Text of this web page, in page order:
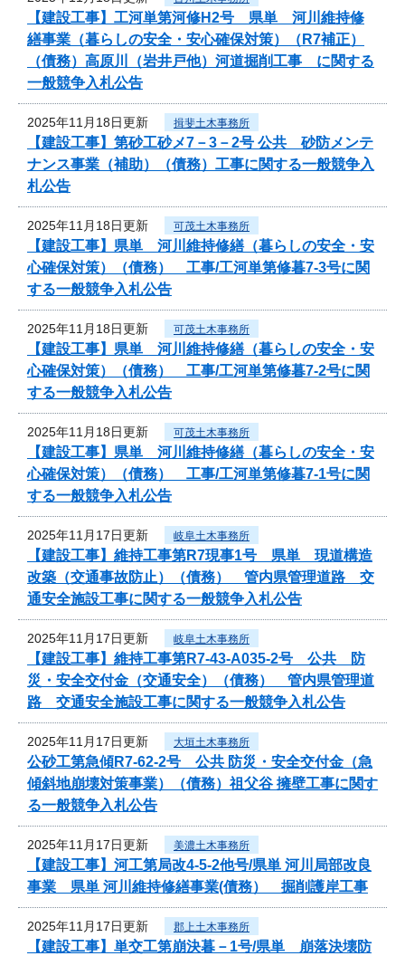
【建設工事】工河単第河修H2号 県単 河川維持修
繕事業（暮らしの安全・安心確保対策）（R7補正）
（債務）高原川（岩井戸他）河道掘削工事 に関する
一般競争入札公告
2025年11月18日更新 揖斐土木事務所
【建設工事】第砂工砂メ7－3－2号 公共 砂防メンテ
ナンス事業（補助）（債務）工事に関する一般競争入
札公告
2025年11月18日更新 可茂土木事務所
【建設工事】県単 河川維持修繕（暮らしの安全・安
心確保対策）（債務） 工事/工河単第修暮7-3号に関
する一般競争入札公告
2025年11月18日更新 可茂土木事務所
【建設工事】県単 河川維持修繕（暮らしの安全・安
心確保対策）（債務） 工事/工河単第修暮7-2号に関
する一般競争入札公告
2025年11月18日更新 可茂土木事務所
【建設工事】県単 河川維持修繕（暮らしの安全・安
心確保対策）（債務） 工事/工河単第修暮7-1号に関
する一般競争入札公告
2025年11月17日更新 岐阜土木事務所
【建設工事】維持工事第R7現事1号 県単 現道構造
改築（交通事故防止）（債務） 管内県管理道路 交
通安全施設工事に関する一般競争入札公告
2025年11月17日更新 岐阜土木事務所
【建設工事】維持工事第R7-43-A035-2号 公共 防
災・安全交付金（交通安全）（債務） 管内県管理道
路 交通安全施設工事に関する一般競争入札公告
2025年11月17日更新 大垣土木事務所
公砂工第急傾R7-62-2号 公共 防災・安全交付金（急
傾斜地崩壊対策事業）（債務）祖父谷 擁壁工事に関す
る一般競争入札公告
2025年11月17日更新 美濃土木事務所
【建設工事】河工第局改4-5-2他号/県単 河川局部改良
事業 県単 河川維持修繕事業(債務） 掘削護岸工事
2025年11月17日更新 郡上土木事務所
【建設工事】単交工第崩決暮－1号/県単 崩落決壊防